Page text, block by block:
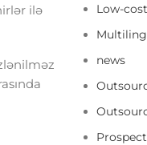
ilə
Low-
news
Prospect